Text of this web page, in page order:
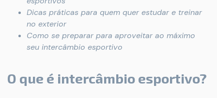
Dicas práticas para quem quer estudar e treinar
no exterior
Como se preparar para aproveitar ao máximo
seu intercâmbio esportivo
O que é intercâmbio esportivo?